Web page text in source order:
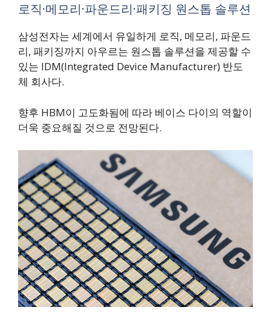
로직·메모리·파운드리·패키징 원스톱 솔루션
삼성전자는 세계에서 유일하게 로직, 메모리, 파운드
리, 패키징까지 아우르는 원스톱 솔루션을 제공할 수
있는 IDM(Integrated Device Manufacturer) 반도
체 회사다.
향후 HBM이 고도화됨에 따라 베이스 다이의 역할이
더욱 중요해질 것으로 전망된다.